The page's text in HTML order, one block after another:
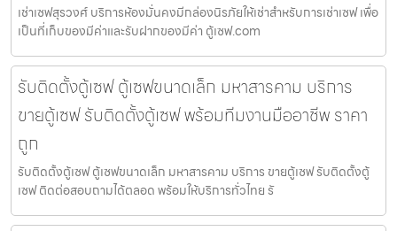
เช่าเซฟสุรวงศ์ บริการห้องมั่นคงมีกล่องนิรภัยให้เช่าสำหรับการเช่าเซฟ เพื่อ
เป็นที่เก็บของมีค่าและรับฝากของมีค่า ตู้เซฟ.com
รับติดตั้งตู้เซฟ ตู้เซฟขนาดเล็ก มหาสารคาม บริการ
ขายตู้เซฟ รับติดตั้งตู้เซฟ พร้อมทีมงานมืออาชีพ ราคา
ถูก
รับติดตั้งตู้เซฟ ตู้เซฟขนาดเล็ก มหาสารคาม บริการ ขายตู้เซฟ รับติดตั้งตู้
เซฟ ติดต่อสอบถามได้ตลอด พร้อมให้บริการทั่วไทย รั